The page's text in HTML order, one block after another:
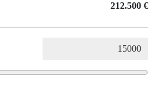
212.500 €